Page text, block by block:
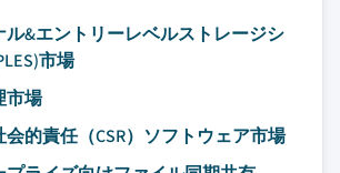
ル&エントリーレベルストレージシ
市場
市場
的責任（CSR）ソフトウェア市場